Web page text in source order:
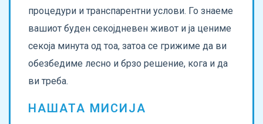
процедури и транспарентни услови. Го знаеме
вашиот буден секојдневен живот и ја цениме
секоја минута од тоа, затоа се грижиме да ви
обезбедиме лесно и брзо решение, кога и да
ви треба.
НАШАТА МИСИЈА